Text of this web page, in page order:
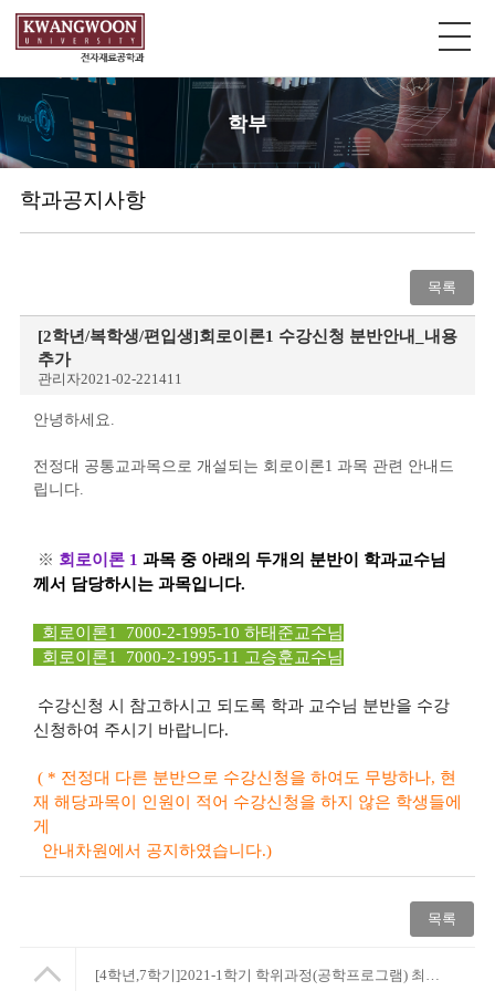
학부
학과공지사항
목록
[2학년/복학생/편입생]회로이론1 수강신청 분반안내_내용
추가
관리자2021-02-221411
안녕하세요.
전정대 공통교과목으로 개설되는 회로이론1 과목 관련 안내드
립니다.
※ 회로이론 1 과목 중 아래의 두개의 분반이 학과교수님
께서 담당하시는 과목입니다.
회로이론1 7000-2-1995-10 하태준교수님
회로이론1 7000-2-1995-11 고승훈교수님
수강신청 시 참고하시고 되도록 학과 교수님 분반을 수강
신청하여 주시기 바랍니다.
( * 전정대 다른 분반으로 수강신청을 하여도 무방하나, 현
재 해당과목이 인원이 적어 수강신청을 하지 않은 학생들에
게
안내차원에서 공지하였습니다.)
목록
[4학년,7학기]2021-1학기 학위과정(공학프로그램) 최종변경신청_3/8(월)18시까지